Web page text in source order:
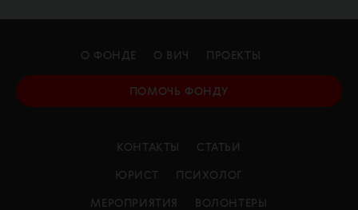
О ФОНДЕ О ВИЧ ПРОЕКТЫ
ПОМОЧЬ ФОНДУ
КОНТАКТЫ СТАТЬИ
ЮРИСТ ПСИХОЛОГ
МЕРОПРИЯТИЯ ВОЛОНТЕРЫ